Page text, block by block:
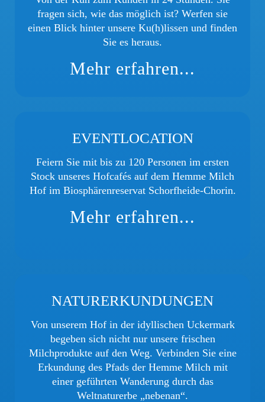
fragen sich, wie das möglich ist? Werfen sie
einen Blick hinter unsere Ku(h)lissen und finden
Sie es heraus.
Mehr erfahren...
EVENTLOCATION
Feiern Sie mit bis zu 120 Personen im ersten
Stock unseres Hofcafés auf dem Hemme Milch
Hof im Biosphärenreservat Schorfheide-Chorin.
Mehr erfahren...
NATURERKUNDUNGEN
Von unserem Hof in der idyllischen Uckermark
begeben sich nicht nur unsere frischen
Milchprodukte auf den Weg. Verbinden Sie eine
Erkundung des Pfads der Hemme Milch mit
einer geführten Wanderung durch das
Weltnaturerbe „nebenan“.